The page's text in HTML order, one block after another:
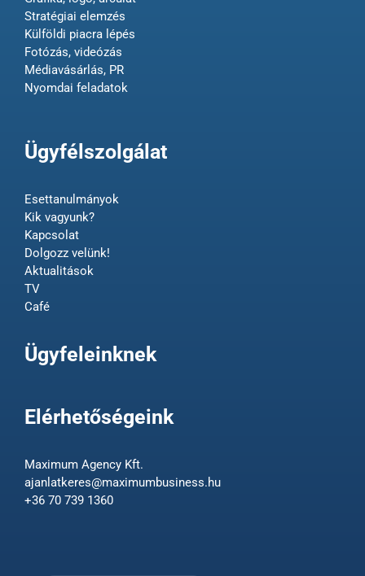
Stratégiai elemzés
Külföldi piacra lépés
Fotózás, videózás
Médiavásárlás, PR
Nyomdai feladatok
Ügyfélszolgálat
Esettanulmányok
Kik vagyunk?
Kapcsolat
Dolgozz velünk!
Aktualitások
TV
Café
Ügyfeleinknek
Elérhetőségeink
Maximum Agency Kft.
ajanlatkeres@maximumbusiness.hu
+36 70 739 1360